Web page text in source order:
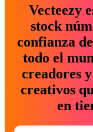
Vecteezy
stock
confianza
todo el
creadores
creativos
en